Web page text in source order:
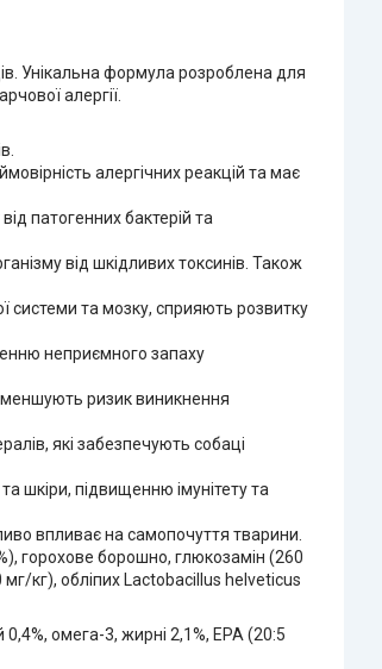
Унікальна формула розроблена для
алергії.
алергічних реакцій та має
патогенних бактерій та
від шкідливих токсинів. Також
та мозку, сприяють розвитку
неприємного запаху
ризик виникнення
які забезпечують собаці
шкіри, підвищенню імунітету та
впливає на самопочуття тварини.
горохове борошно, глюкозамін (260
кг), обліпих Lactobacillus helveticus
омега-3, жирні 2,1%, EPA (20:5